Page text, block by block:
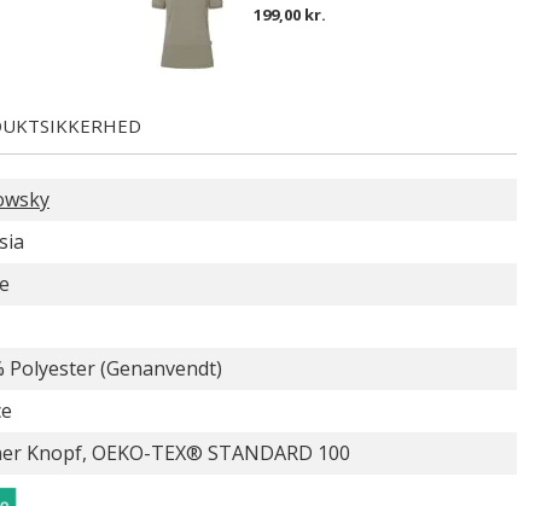
199,00 kr.
Polyester (Genanvendt)
Knopf, OEKO-TEX® STANDARD 100